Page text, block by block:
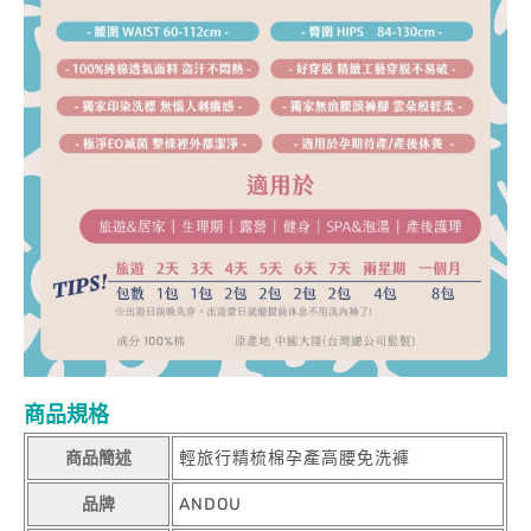
商品規格
商品簡述 輕旅行精梳棉孕產高腰免洗褲
品牌 ANDOU